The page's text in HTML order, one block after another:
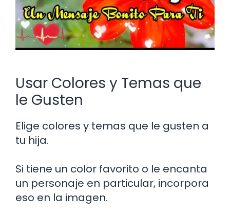
Usar Colores y Temas que
le Gusten
Elige colores y temas que le gusten a
tu hija.
Si tiene un color favorito o le encanta
un personaje en particular, incorpora
eso en la imagen.